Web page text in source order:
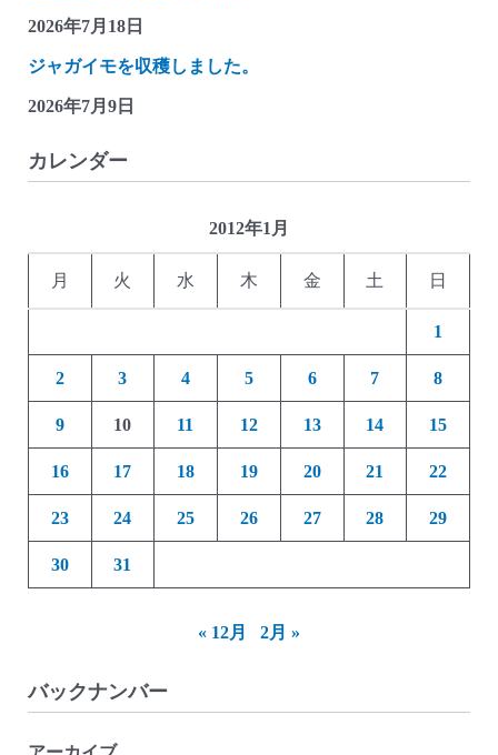
2026年7月18日
ジャガイモを収穫しました。
2026年7月9日
カレンダー
2012年1月
月 火 水 木 金 土 日
1
2 3 4 5 6 7 8
9 10 11 12 13 14 15
16 17 18 19 20 21 22
23 24 25 26 27 28 29
30 31
« 12月 2月 »
バックナンバー